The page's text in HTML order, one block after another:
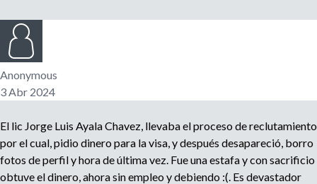
r
i
o
d
e
l
e
d
o
r
,
Anonymous
3 Abr 2024
El lic Jorge Luis Ayala Chavez, llevaba el proceso de reclutamiento
por el cual, pidio dinero para la visa, y después desapareció, borro
fotos de perfil y hora de última vez. Fue una estafa y con sacrificio
obtuve el dinero, ahora sin empleo y debiendo :(. Es devastador